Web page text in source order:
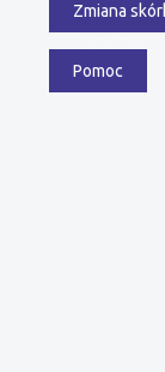
Menu
Zmiana
Pomoc